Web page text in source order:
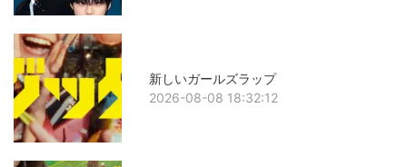
新しいガールズラップ
2026-08-08 18:32:12